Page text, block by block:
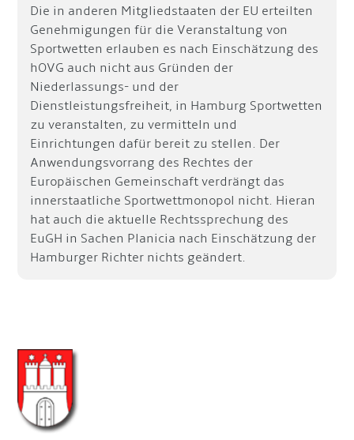
Die in anderen Mitgliedstaaten der EU erteilten
Genehmigungen für die Veranstaltung von
Sportwetten erlauben es nach Einschätzung des
hOVG auch nicht aus Gründen der
Niederlassungs- und der
Dienstleistungsfreiheit, in Hamburg Sportwetten
zu veranstalten, zu vermitteln und
Einrichtungen dafür bereit zu stellen. Der
Anwendungsvorrang des Rechtes der
Europäischen Gemeinschaft verdrängt das
innerstaatliche Sportwettmonopol nicht. Hieran
hat auch die aktuelle Rechtssprechung des
EuGH in Sachen Planicia nach Einschätzung der
Hamburger Richter nichts geändert.